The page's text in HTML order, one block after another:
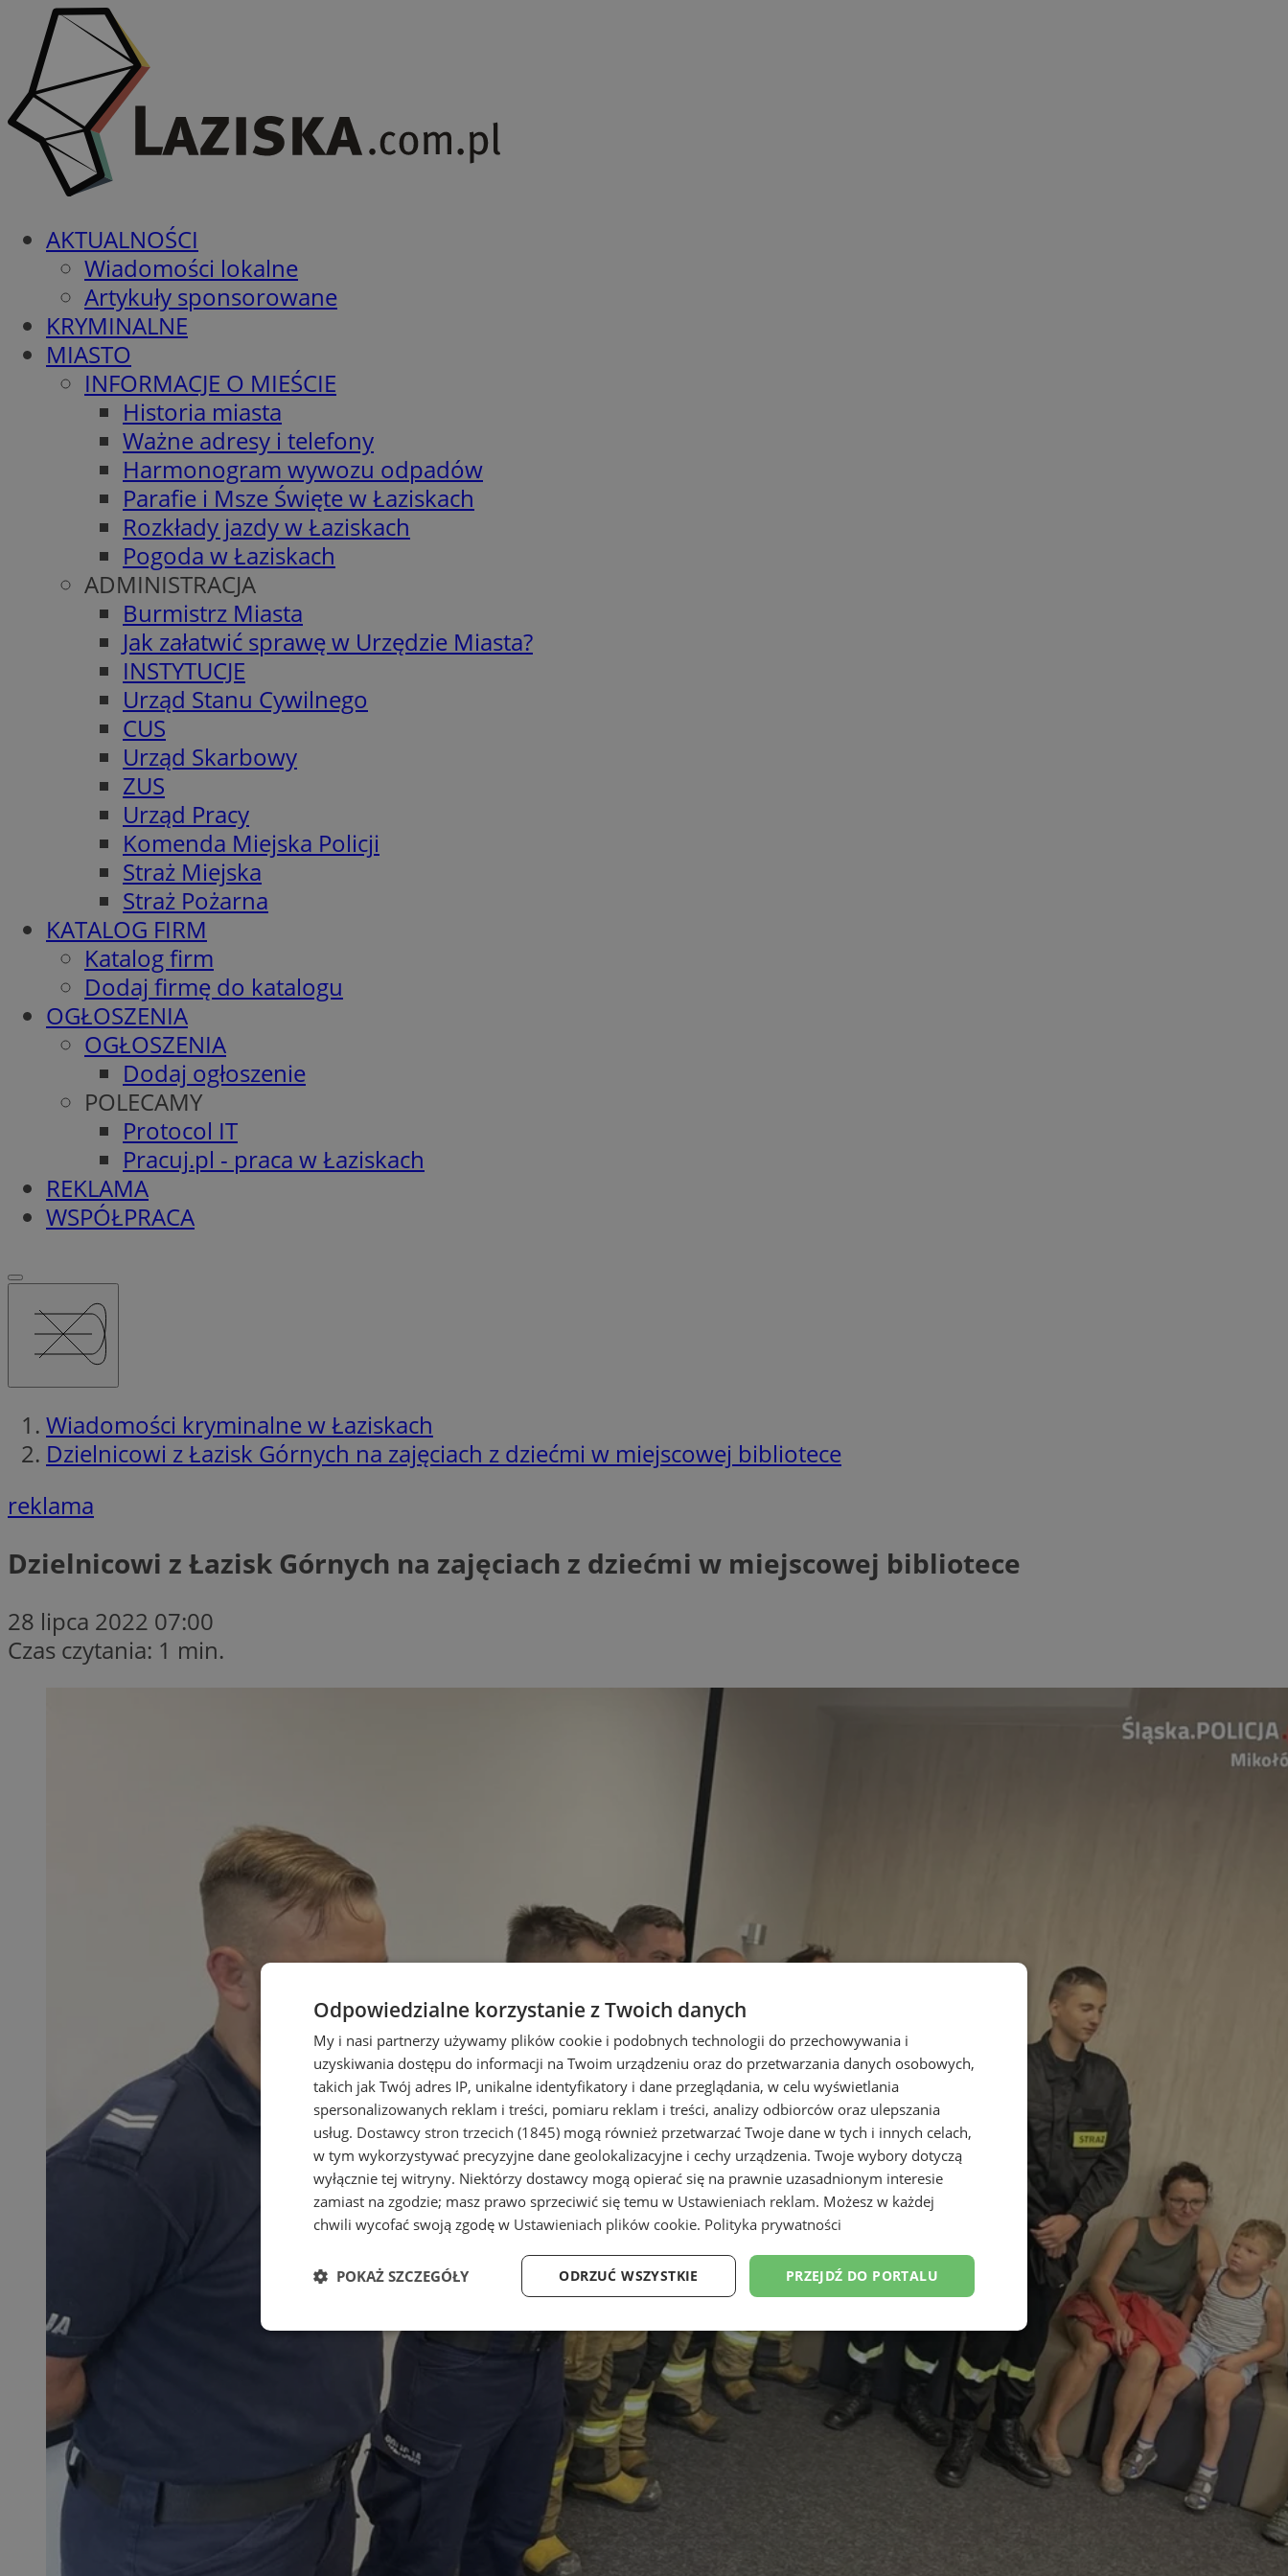
AKTUALNOŚCI
Wiadomości lokalne
Artykuły sponsorowane
KRYMINALNE
MIASTO
INFORMACJE O MIEŚCIE
Historia miasta
Ważne adresy i telefony
Harmonogram wywozu odpadów
Parafie i Msze Święte w Łaziskach
Rozkłady jazdy w Łaziskach
Pogoda w Łaziskach
ADMINISTRACJA
Burmistrz Miasta
Jak załatwić sprawę w Urzędzie Miasta?
INSTYTUCJE
Urząd Stanu Cywilnego
CUS
Urząd Skarbowy
ZUS
Urząd Pracy
Komenda Miejska Policji
Straż Miejska
Straż Pożarna
KATALOG FIRM
Katalog firm
Dodaj firmę do katalogu
OGŁOSZENIA
OGŁOSZENIA
Dodaj ogłoszenie
POLECAMY
Protocol IT
Pracuj.pl - praca w Łaziskach
REKLAMA
WSPÓŁPRACA
Wiadomości kryminalne w Łaziskach
Dzielnicowi z Łazisk Górnych na zajęciach z dziećmi w miejscowej bibliotece
reklama
Dzielnicowi z Łazisk Górnych na zajęciach z dziećmi w miejscowej bibliotece
28 lipca 2022 07:00
Czas czytania: 1 min.
Odpowiedzialne korzystanie z Twoich danych
My i nasi partnerzy używamy plików cookie i podobnych technologii do przechowywania i
uzyskiwania dostępu do informacji na Twoim urządzeniu oraz do przetwarzania danych osobowych,
takich jak Twój adres IP, unikalne identyfikatory i dane przeglądania, w celu wyświetlania
spersonalizowanych reklam i treści, pomiaru reklam i treści, analizy odbiorców oraz ulepszania
usług. Dostawcy stron trzecich (1845) mogą również przetwarzać Twoje dane w tych i innych celach,
w tym wykorzystywać precyzyjne dane geolokalizacyjne i cechy urządzenia. Twoje wybory dotyczą
wyłącznie tej witryny. Niektórzy dostawcy mogą opierać się na prawnie uzasadnionym interesie
zamiast na zgodzie; masz prawo sprzeciwić się temu w Ustawieniach reklam. Możesz w każdej
chwili wycofać swoją zgodę w Ustawieniach plików cookie. Polityka prywatności
PRZEJDŹ DO PORTALU
ODRZUĆ WSZYSTKIE
POKAŻ SZCZEGÓŁY
Niezbędne Wydajność Targetowanie Funkcjonalność Niesklasyfikowane
Niezbędne Targetowanie
Niezbędne pliki cookie umożliwiają korzystanie z podstawowych funkcji strony internetowej, takich jak logowanie użytkownika i
zarządzanie kontem. Bez niezbędnych plików cookie nie można prawidłowo korzystać ze strony internetowej.
Nazwa Provider Domena